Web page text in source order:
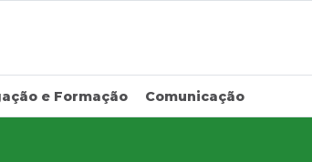
e Formação Comunicação